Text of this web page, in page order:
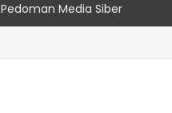
Pedoman Media Siber